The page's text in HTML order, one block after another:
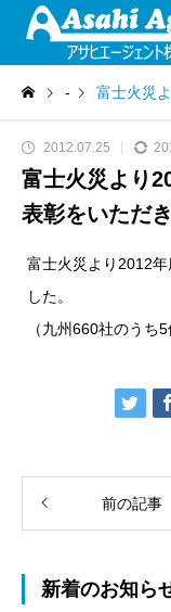
- 富士火災
2012.07.25
富士火災より
表彰をいただ
富士火災より2012
した。
（九州660社のうち5
前の記事
新着のお知ら